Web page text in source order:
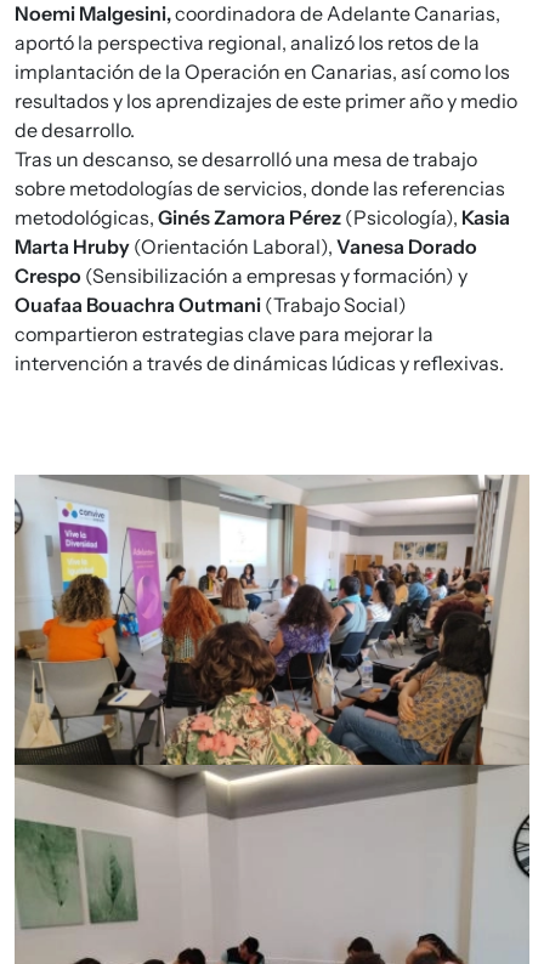
Noemi Malgesini,coordinadora de Adelante Canarias,
aportó la perspectiva regional, analizó los retos de la
implantación de la Operación en Canarias, así como los
resultados y los aprendizajes de este primer año y medio
de desarrollo.
Tras un descanso, se desarrolló una mesa de trabajo
sobre metodologías de servicios, donde las referencias
metodológicas, Ginés Zamora Pérez (Psicología), Kasia
Marta Hruby (Orientación Laboral), Vanesa Dorado
Crespo (Sensibilización a empresas y formación) y
Ouafaa Bouachra Outmani (Trabajo Social)
compartieron estrategias clave para mejorar la
intervención a través de dinámicas lúdicas y reflexivas.
Imagen
Imagen